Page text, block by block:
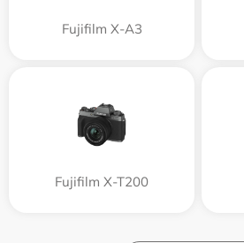
Fujifilm X-A3
Fujifilm X-T200